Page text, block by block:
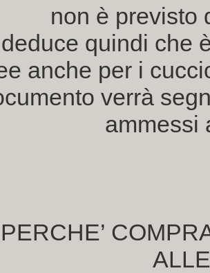
non è previsto
quindi che
anche per i
verrà
ammessi
PERCHE’